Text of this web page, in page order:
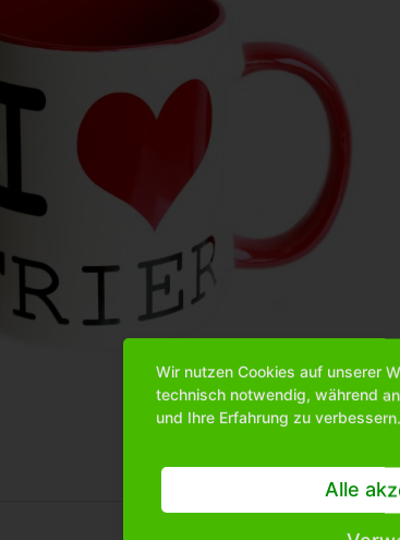
Wir nutzen Cookies auf unserer
technisch notwendig, während
und Ihre Erfahrung zu verbessern.
Alle